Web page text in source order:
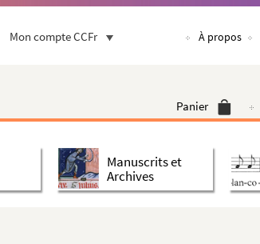
Mon compte CCFr À propos
Panier
Manuscrits et
Archives